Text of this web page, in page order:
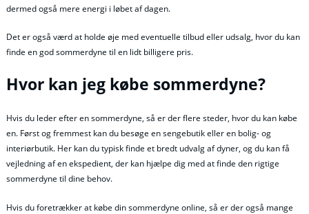
dermed også mere energi i løbet af dagen.
Det er også værd at holde øje med eventuelle tilbud eller udsalg, hvor du kan
finde en god sommerdyne til en lidt billigere pris.
Hvor kan jeg købe sommerdyne?
Hvis du leder efter en sommerdyne, så er der flere steder, hvor du kan købe
en. Først og fremmest kan du besøge en sengebutik eller en bolig- og
interiørbutik. Her kan du typisk finde et bredt udvalg af dyner, og du kan få
vejledning af en ekspedient, der kan hjælpe dig med at finde den rigtige
sommerdyne til dine behov.
Hvis du foretrækker at købe din sommerdyne online, så er der også mange